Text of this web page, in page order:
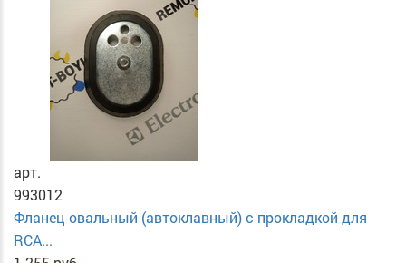
арт.
993012
Фланец овальный (автоклавный) с прокладкой для
RCA...